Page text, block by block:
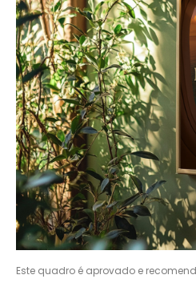
Este quadro é aprovado e